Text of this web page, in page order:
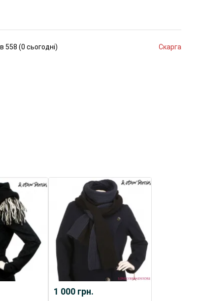
558 (0 сьогодні)
Скарга
1 000 грн.